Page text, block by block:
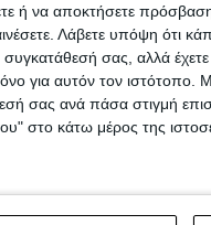
ή να αποκτήσετε
Λάβετε υπόψη ότι
συγκατάθεσή σας, αλλά
για αυτόν τον ιστότοπο.
σας ανά πάσα στιγμή
στο κάτω μέρος της
Supersport ο